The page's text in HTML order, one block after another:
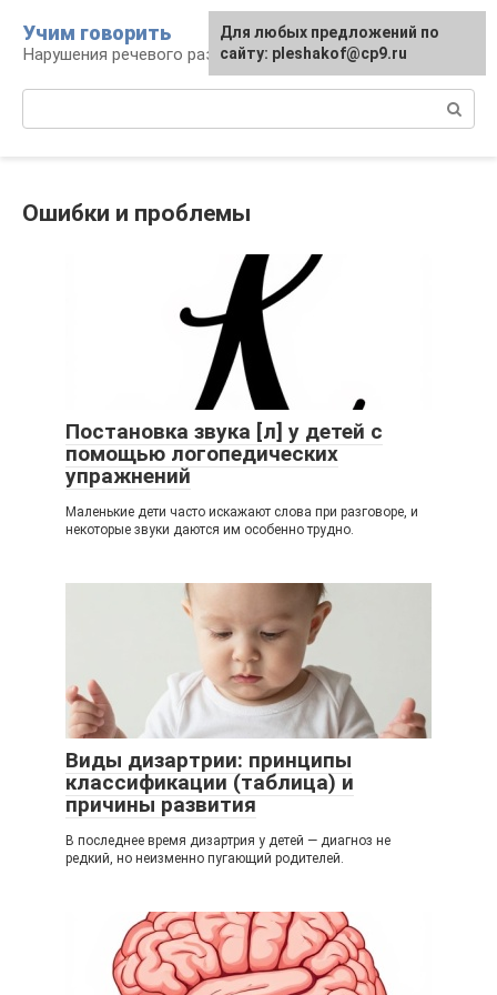
контенту
Учим говорить
Нарушения речевого развития
Ошибки и проблемы
Постановка звука [л] у детей с
помощью логопедических
упражнений
Маленькие дети часто искажают слова при разговоре, и
некоторые звуки даются им особенно трудно.
Виды дизартрии: принципы
классификации (таблица) и
причины развития
В последнее время дизартрия у детей — диагноз не
редкий, но неизменно пугающий родителей.
Для любых предложений по
сайту: pleshakof@cp9.ru